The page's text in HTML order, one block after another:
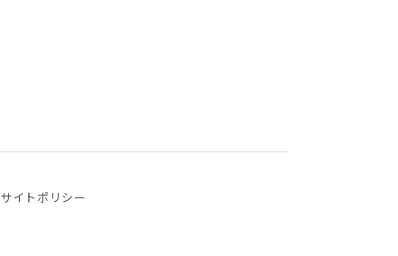
サイトポリシー